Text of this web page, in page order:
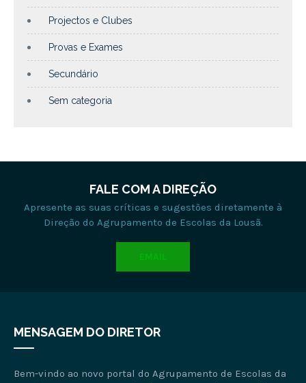
Projectos e Clubes
Provas e Exames
Secundário
Sem categoria
FALE COM A DIREÇÃO
Apresente as suas críticas e sugestões diretamente à
Direção do Agrupamento de Escolas da Lousã.
EMAIL
MENSAGEM DO DIRETOR
Bem-vindo ao novo portal do Agrupamento de Escolas da